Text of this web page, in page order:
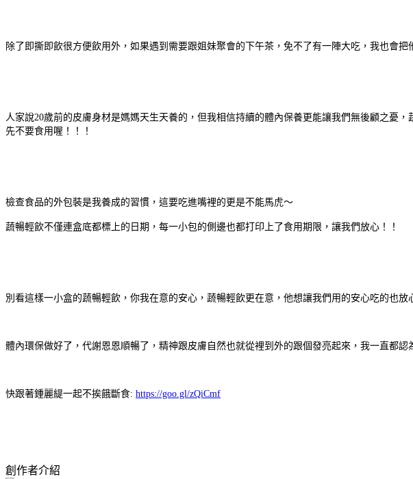
除了即撕即飲很方便飲用外，如果遇到需要跟姐妹聚會的下午茶，免不了有一陣大吃，我也會
人家說20歲前的皮膚身材是媽媽天生天養的，但我相信持續的體內保養更能讓我們無後顧之憂
先不要食用喔！！！
檢查食品的外包裝是我養成的習慣，這要吃進嘴裡的更是不能馬虎～
蔬暢輕飲不僅連盒底都標上的日期，每一小包的側邊也都打印上了食用期限，讓我們放心！！
別看這樣一小盒的蔬暢輕飲，你我在意的安心，蔬暢輕飲更在意，他想讓我們用的安心吃的也放
體內環保做好了，代謝恩恩順暢了，精神跟皮膚自然也就從裡到外的跟個發亮起來，我一直都
快跟著鍾麗緹一起不挨餓斷食: https://goo.gl/zQiCmf
創作者介紹